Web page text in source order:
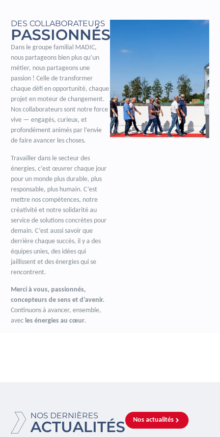
DES COLLABORATEURS
PASSIONNÉS
Dans le groupe familial MADIC,
nous partageons bien plus qu’un
métier, nous partageons une
passion ! Celle de transformer
chaque défi en opportunité, chaque
projet en moteur de changement.
Nos collaborateurs sont notre force
vive — engagés, curieux, et
profondément animés par l’envie
de faire avancer les choses.
Travailler dans le secteur des
énergies, c’est œuvrer chaque jour
pour un monde plus durable, plus
responsable, plus humain. C’est
mettre nos compétences, notre
créativité et notre solidarité au
service de solutions concrètes pour
demain. C’est aussi savoir que
derrière chaque succès, il y a des
équipes unies, des idées qui
jaillissent et des énergies qui se
rencontrent.
Merci à vous, passionnés,
concepteurs de sens et d’avenir.
Continuons à avancer, ensemble,
avec les énergies au cœur.
NOS DERNIÈRES
ACTUALITÉS Nos actualités